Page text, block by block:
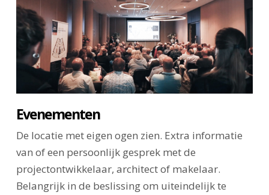
Evenementen
De locatie met eigen ogen zien. Extra informatie
van of een persoonlijk gesprek met de
projectontwikkelaar, architect of makelaar.
Belangrijk in de beslissing om uiteindelijk te